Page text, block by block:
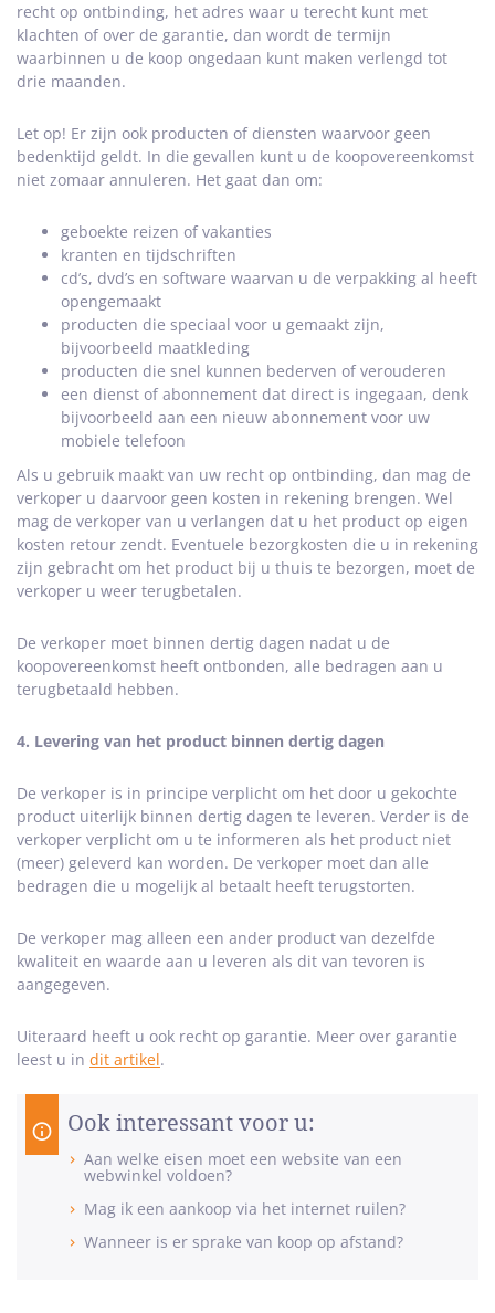
recht op ontbinding, het adres waar u terecht kunt met
klachten of over de garantie, dan wordt de termijn
waarbinnen u de koop ongedaan kunt maken verlengd tot
drie maanden.
Let op! Er zijn ook producten of diensten waarvoor geen
bedenktijd geldt. In die gevallen kunt u de koopovereenkomst
niet zomaar annuleren. Het gaat dan om:
geboekte reizen of vakanties
kranten en tijdschriften
cd’s, dvd’s en software waarvan u de verpakking al heeft
opengemaakt
producten die speciaal voor u gemaakt zijn,
bijvoorbeeld maatkleding
producten die snel kunnen bederven of verouderen
een dienst of abonnement dat direct is ingegaan, denk
bijvoorbeeld aan een nieuw abonnement voor uw
mobiele telefoon
Als u gebruik maakt van uw recht op ontbinding, dan mag de
verkoper u daarvoor geen kosten in rekening brengen. Wel
mag de verkoper van u verlangen dat u het product op eigen
kosten retour zendt. Eventuele bezorgkosten die u in rekening
zijn gebracht om het product bij u thuis te bezorgen, moet de
verkoper u weer terugbetalen.
De verkoper moet binnen dertig dagen nadat u de
koopovereenkomst heeft ontbonden, alle bedragen aan u
terugbetaald hebben.
4. Levering van het product binnen dertig dagen
De verkoper is in principe verplicht om het door u gekochte
product uiterlijk binnen dertig dagen te leveren. Verder is de
verkoper verplicht om u te informeren als het product niet
(meer) geleverd kan worden. De verkoper moet dan alle
bedragen die u mogelijk al betaalt heeft terugstorten.
De verkoper mag alleen een ander product van dezelfde
kwaliteit en waarde aan u leveren als dit van tevoren is
aangegeven.
Uiteraard heeft u ook recht op garantie. Meer over garantie
leest u in dit artikel.
Ook interessant voor u:
Aan welke eisen moet een website van een
webwinkel voldoen?
Mag ik een aankoop via het internet ruilen?
Wanneer is er sprake van koop op afstand?